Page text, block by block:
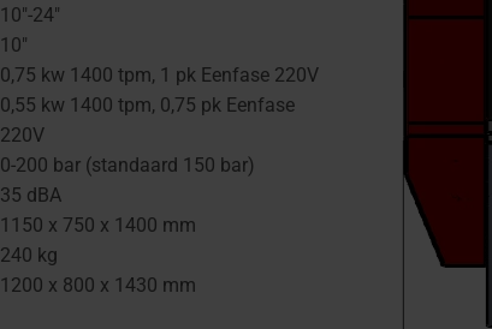
10"-24"
10"
0,75 kw 1400 tpm, 1 pk Eenfase 220V
0,55 kw 1400 tpm, 0,75 pk Eenfase
220V
0-200 bar (standaard 150 bar)
35 dBA
1150 x 750 x 1400 mm
240 kg
1200 x 800 x 1430 mm